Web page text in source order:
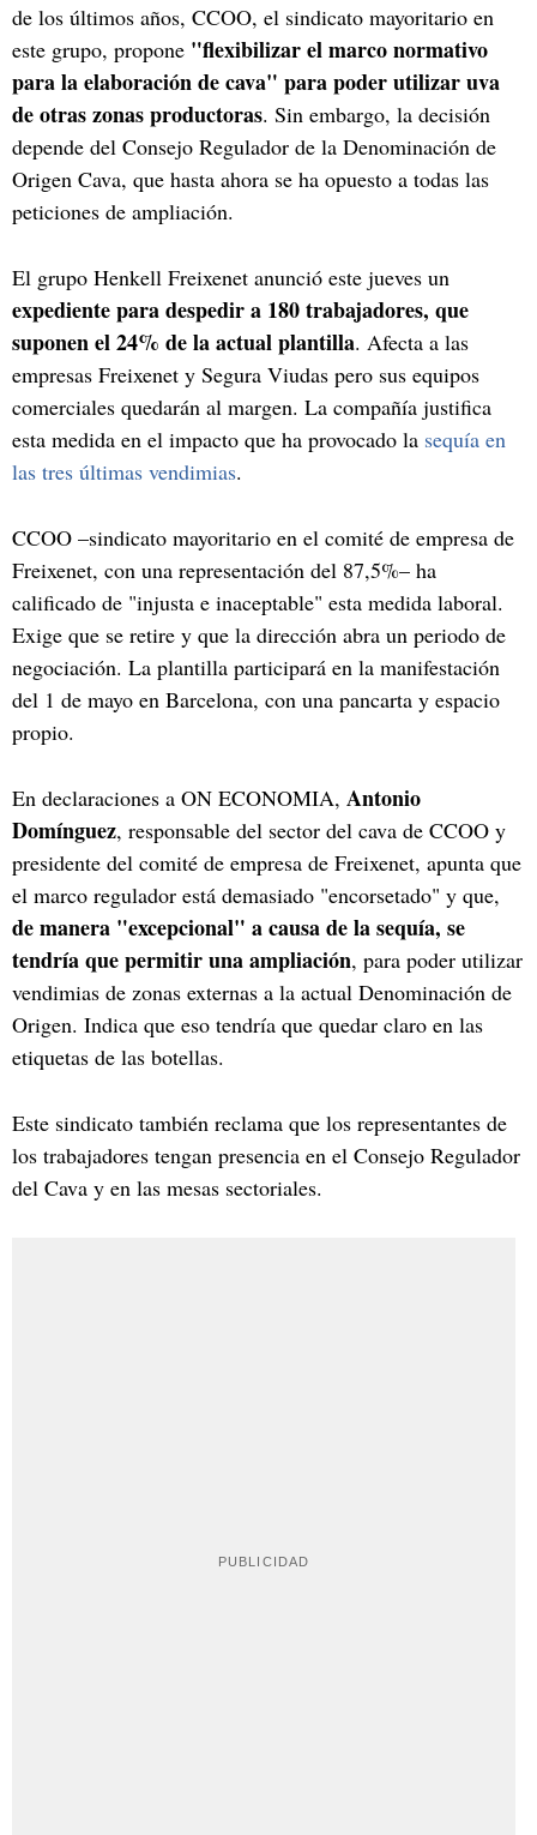
de los últimos años, CCOO, el sindicato mayoritario en
este grupo, propone "flexibilizar el marco normativo
para la elaboración de cava" para poder utilizar uva
de otras zonas productoras. Sin embargo, la decisión
depende del Consejo Regulador de la Denominación de
Origen Cava, que hasta ahora se ha opuesto a todas las
peticiones de ampliación.
El grupo Henkell Freixenet anunció este jueves un
expediente para despedir a 180 trabajadores, que
suponen el 24% de la actual plantilla. Afecta a las
empresas Freixenet y Segura Viudas pero sus equipos
comerciales quedarán al margen. La compañía justifica
esta medida en el impacto que ha provocado la sequía en
las tres últimas vendimias.
CCOO –sindicato mayoritario en el comité de empresa de
Freixenet, con una representación del 87,5%– ha
calificado de "injusta e inaceptable" esta medida laboral.
Exige que se retire y que la dirección abra un periodo de
negociación. La plantilla participará en la manifestación
del 1 de mayo en Barcelona, con una pancarta y espacio
propio.
En declaraciones a ON ECONOMIA, Antonio
Domínguez, responsable del sector del cava de CCOO y
presidente del comité de empresa de Freixenet, apunta que
el marco regulador está demasiado "encorsetado" y que,
de manera "excepcional" a causa de la sequía, se
tendría que permitir una ampliación, para poder utilizar
vendimias de zonas externas a la actual Denominación de
Origen. Indica que eso tendría que quedar claro en las
etiquetas de las botellas.
Este sindicato también reclama que los representantes de
los trabajadores tengan presencia en el Consejo Regulador
del Cava y en las mesas sectoriales.